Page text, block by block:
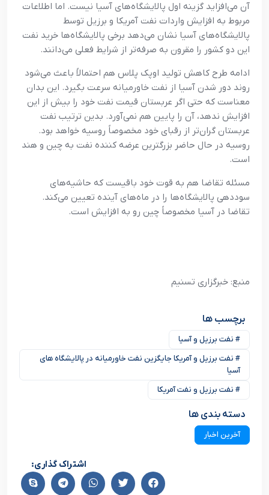
آن می‌افزاید گزینه اول پالایشگاه‌های آسیا نیست. اما اطلاعات
مربوط به افزایش واردات نفت آمریکا و برزیل توسط
پالایشگاه‌های آسیا نشان می‌دهد برخی پالایشگاه‌ها خرید نفت
این دو کشور را مقرون به صرفه‌تر از شرایط فعلی می‌دانند.
ادامه طرح کاهش تولید اوپک پلاس هم احتمالاً باعث می‌شود
روند دور شدن آسیا از نفت خاورمیانه سرعت بگیرد. این بدان
معناست که حتی اگر عربستان قیمت نفت خود را بیش از این
افزایش ندهد، آن را پایین هم نمی‌آورد. بدین ترتیب نفت
عربستان گران‌تر از رقبای خود مخصوصاً روسیه خواهد بود.
روسیه در حال حاضر بزرگترین عرضه کننده نفت به چین و هند
است.
مسئله تقاضا هم به قوت خود باقیست که حاشیه‌های
سوددهی پالایشگاه‌ها را در ماه‌های آینده تعیین می‌کند.
تقاضا در آسیا مخصوصاً چین رو به افزایش است.
منبع: خبرگزاری تسنیم
برچسب ها
# نفت برزیل و آسیا
# نفت برزیل و آمریکا جایگزین نفت خاورمیانه در پالایشگاه های
آسیا
# نفت برزیل و نفت آمریکا
دسته بندی ها
آخرین اخبار
اشتراک گذاری: